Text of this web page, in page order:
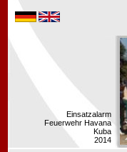
Einsatzalarm
Feuerwehr Havana
Kuba
2014